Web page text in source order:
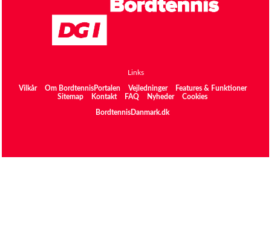
Links
Vilkår Om BordtennisPortalen Vejledninger
Features & Funktioner
Sitemap
Kontakt FAQ Nyheder Cookies
BordtennisDanmark.dk